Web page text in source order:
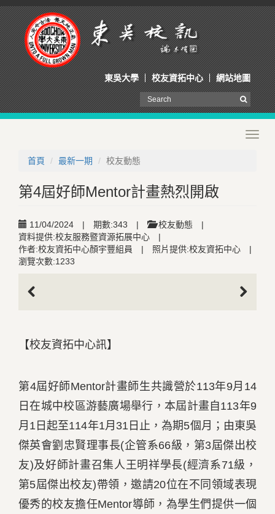
東吳大學 校友資拓中心 網站地圖
首頁
最新一期 校友動態
第4屆好師Mentor計畫熱烈開啟
11/04/2024 | 期數:343 | 校友動態
|
資料提供:校友服務暨資源拓展中心
|
作者:校友資拓中心顏宇豐組員
| 照片提供:校友資拓中心
|
瀏覽次數:1233
【校友資拓中心訊】
第4屆好師Mentor計畫師生共識營於113年9月14
日在城中校區游藝廣場舉行，本屆計畫自113年9
月1日起至114年1月31日止，為期5個月；由東吳
傑英會劉忠賢理事長(企管系66級，第3屆傑出校
友)及好師計畫召集人王明祥學長(經濟系71級，
第5屆傑出校友)帶領，邀請20位在不同領域表現
優秀的校友擔任Mentor導師，為學生們提供一個